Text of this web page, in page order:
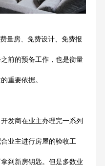
量房、免费设计、免费报
前的预备工作，也是衡量
重要依据。
发商在业主办理完一系列
业主进行房屋的验收工
到新房钥匙。但是多数业